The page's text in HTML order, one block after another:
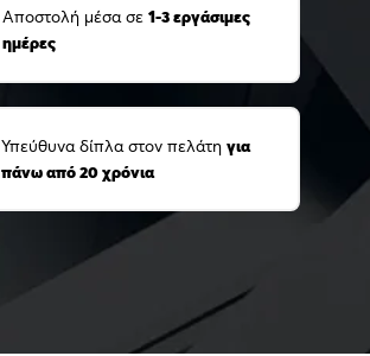
Αποστολή μέσα σε 1-3 εργάσιμες
ημέρες
Υπεύθυνα δίπλα στον πελάτη για
πάνω από 20 χρόνια